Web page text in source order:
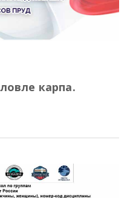
карпа.